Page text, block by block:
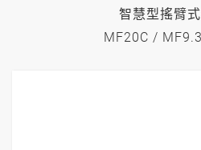
智慧型搖臂
MF20C /